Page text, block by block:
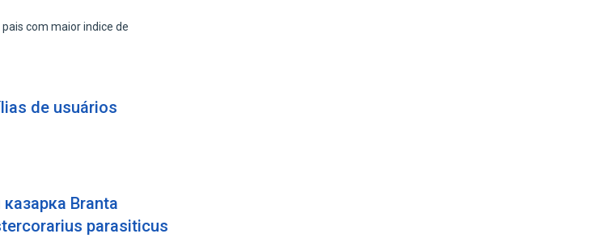
com maior indice de
de usuários
Branta
parasiticus